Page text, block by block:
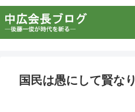
国民は愚にして賢なり